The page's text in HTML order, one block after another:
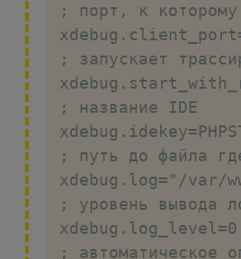
; порт, к которому
; запускает
; название IDE
; путь до файла
xdebug.log="/var/
; уровень вывода
xdebug.log_level=0
; автоматическое